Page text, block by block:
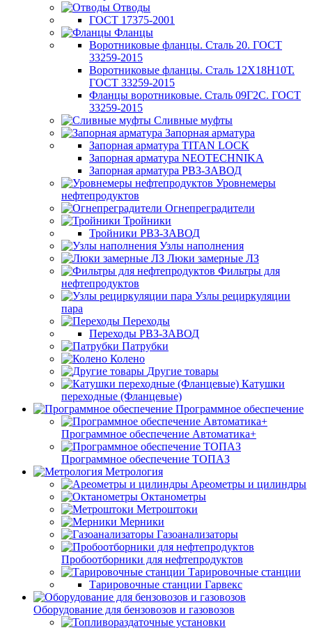
Отводы
ГОСТ 17375-2001
Фланцы
Воротниковые фланцы. Сталь 20. ГОСТ
33259-2015
Воротниковые фланцы. Сталь 12Х18Н10Т.
ГОСТ 33259-2015
Фланцы воротниковые. Сталь 09Г2С. ГОСТ
33259-2015
Сливные муфты
Запорная арматура
Запорная арматура TITAN LOCK
Запорная арматура NEOTECHNIKA
Запорная арматура РВЗ-ЗАВОД
Уровнемеры
нефтепродуктов
Огнепреградители
Тройники
Тройники РВЗ-ЗАВОД
Узлы наполнения
Люки замерные ЛЗ
Фильтры для
нефтепродуктов
Узлы рециркуляции
пара
Переходы
Переходы РВЗ-ЗАВОД
Патрубки
Колено
Другие товары
Катушки
переходные (Фланцевые)
Программное обеспечение
Программное обеспечение Автоматика+
Программное обеспечение ТОПАЗ
Метрология
Ареометры и цилиндры
Октанометры
Метроштоки
Мерники
Газоанализаторы
Пробоотборники для нефтепродуктов
Тарировочные станции
Тарировочные станции Гарвекс
Оборудование для бензовозов и газовозов